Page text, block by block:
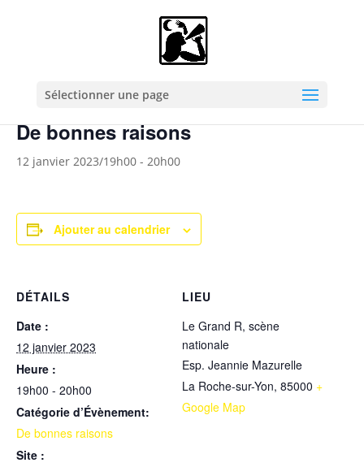
Sélectionner une page
Cet évènement est passé.
De bonnes raisons
12 janvier 2023/19h00 - 20h00
Ajouter au calendrier
DÉTAILS
Date :
12 janvier 2023
Heure :
19h00 - 20h00
Catégorie d’Évènement:
De bonnes raisons
Site :
LIEU
Le Grand R, scène
nationale
Esp. Jeannie Mazurelle
La Roche-sur-Yon, 85000 +
Google Map